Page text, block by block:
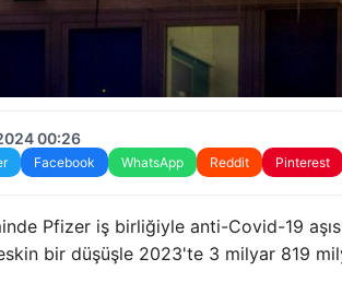
00:26
Facebook WhatsApp Reddit Pinterest
Pfizer iş birliğiyle anti-Covid-19
bir düşüşle 2023'te 3 milyar 819